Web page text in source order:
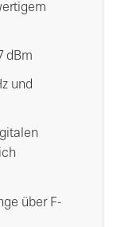
dBm
und
über F-